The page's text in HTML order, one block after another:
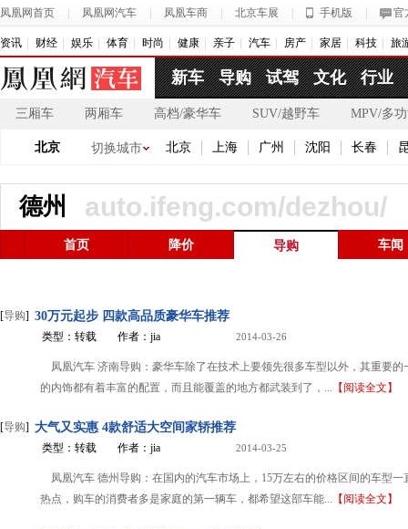
凤凰网首页 凤凰网汽车 凤凰车商 北京车展 手机版 官
资讯 财经 娱乐 体育 时尚 健康 亲子 汽车 房产 家居 科技 旅
新车 导购 试驾 文化 行业
三厢车 两厢车 高档/豪华车 SUV/越野车 MPV/多
北京 切换城市 北京 上海 广州 沈阳 长春
德州 auto.ifeng.com/dezhou/
首页 降价 导购 车闻
[导购] 30万元起步 四款高品质豪华车推荐
类型：转载 作者：jia 2014-03-26
凤凰汽车 济南导购：豪华车除了在技术上要领先很多车型以外，其重要的
的内饰都有着丰富的配置，而且能覆盖的地方都武装到了，... 【阅读全文】
[导购] 大气又实惠 4款舒适大空间家轿推荐
类型：转载 作者：jia 2014-03-25
凤凰汽车 德州导购：在国内的汽车市场上，15万左右的价格区间的车型一
热点，购车的消费者多是家庭的第一辆车，都希望这部车能... 【阅读全文】